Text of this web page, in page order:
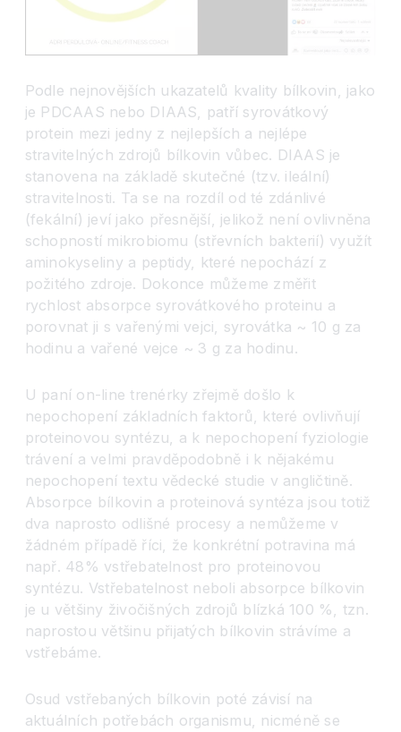
Podle nejnovějších ukazatelů kvality bílkovin, jako
je PDCAAS nebo DIAAS, patří syrovátkový
protein mezi jedny z nejlepších a nejlépe
stravitelných zdrojů bílkovin vůbec. DIAAS je
stanovena na základě skutečné (tzv. ileální)
stravitelnosti. Ta se na rozdíl od té zdánlivé
(fekální) jeví jako přesnější, jelikož není ovlivněna
schopností mikrobiomu (střevních bakterií) využít
aminokyseliny a peptidy, které nepochází z
požitého zdroje. Dokonce můžeme změřit
rychlost absorpce syrovátkového proteinu a
porovnat ji s vařenými vejci, syrovátka ~ 10 g za
hodinu a vařené vejce ~ 3 g za hodinu.
U paní on-line trenérky zřejmě došlo k
nepochopení základních faktorů, které ovlivňují
proteinovou syntézu, a k nepochopení fyziologie
trávení a velmi pravděpodobně i k nějakému
nepochopení textu vědecké studie v angličtině.
Absorpce bílkovin a proteinová syntéza jsou totiž
dva naprosto odlišné procesy a nemůžeme v
žádném případě říci, že konkrétní potravina má
např. 48% vstřebatelnost pro proteinovou
syntézu. Vstřebatelnost neboli absorpce bílkovin
je u většiny živočišných zdrojů blízká 100 %, tzn.
naprostou většinu přijatých bílkovin strávíme a
vstřebáme.
Osud vstřebaných bílkovin poté závisí na
aktuálních potřebách organismu, nicméně se